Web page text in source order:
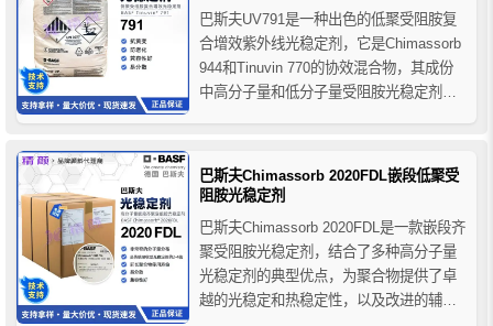
巴斯夫UV791是一种出色的低聚受阻胺复
合增效紫外线光稳定剂，它是Chimassorb
944和Tinuvin 770的协效混合物，其成份
中高分子量和低分子量受阻胺光稳定剂组
降解，巴斯夫光稳定剂UV791特别适用于
PP厚型材，如汽车保险杠、仪表板、...
巴斯夫Chimassorb 2020FDL嵌段低聚受
阻胺光稳定剂
巴斯夫Chimassorb 2020FDL是一款嵌段齐
聚受阻胺光稳定剂，结合了多种高分子量
光稳定剂的典型优点，为聚合物提供了卓
越的光稳定和热稳定性，以及改进的辅助